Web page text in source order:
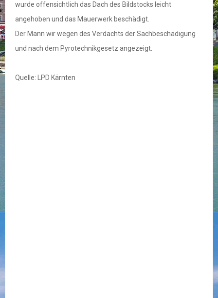
wurde offensichtlich das Dach des Bildstocks leicht
angehoben und das Mauerwerk beschädigt.
Der Mann wir wegen des Verdachts der Sachbeschädigung
und nach dem Pyrotechnikgesetz angezeigt.
Quelle: LPD Kärnten